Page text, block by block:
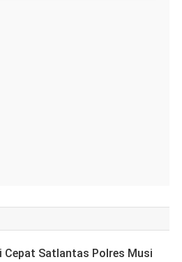
Cepat Satlantas Polres Musi